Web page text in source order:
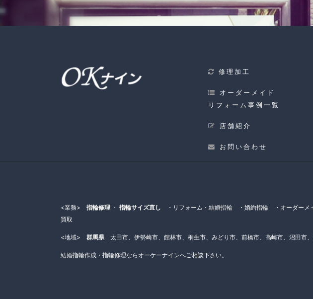
修理加工
オーダーメイド
リフォーム事例一覧
店舗紹介
お問い合わせ
<業務> 指輪修理 ・ 指輪サイズ直し ・リフォーム・結婚指輪 ・婚約指輪 ・オーダー
買取
<地域> 群馬県太田市、伊勢崎市、館林市、桐生市、みどり市、前橋市、高崎市、沼
結婚指輪作成・指輪修理ならオーケーナインへご相談下さい。